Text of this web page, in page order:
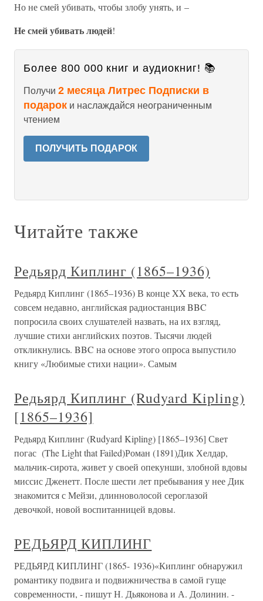
Но не смей убивать, чтобы злобу унять, и –
Не смей убивать людей!
Более 800 000 книг и аудиокниг! 📚
Получи 2 месяца Литрес Подписки в
подарок и наслаждайся неограниченным
чтением
ПОЛУЧИТЬ ПОДАРОК
Читайте также
Редьярд Киплинг (1865–1936)
Редьярд Киплинг (1865–1936) В конце XX века, то есть
совсем недавно, английская радиостанция BBC
попросила своих слушателей назвать, на их взгляд,
лучшие стихи английских поэтов. Тысячи людей
откликнулись. BBC на основе этого опроса выпустило
книгу «Любимые стихи нации». Самым
Редьярд Киплинг (Rudyard Kipling)
[1865–1936]
Редьярд Киплинг (Rudyard Kipling) [1865–1936] Свет
погас (The Light that Failed)Роман (1891)Дик Хелдар,
мальчик-сирота, живет у своей опекунши, злобной вдовы
миссис Дженетт. После шести лет пребывания у нее Дик
знакомится с Мейзи, длинноволосой сероглазой
девочкой, новой воспитанницей вдовы.
РЕДЬЯРД КИПЛИНГ
РЕДЬЯРД КИПЛИНГ (1865- 1936)«Киплинг обнаружил
романтику подвига и подвижничества в самой гуще
современности, - пишут Н. Дьяконова и А. Долинин. -